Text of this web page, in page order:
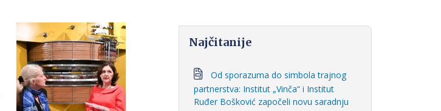
Najčitanije
Od sporazuma do simbola trajnog
partnerstva: Institut „Vinča“ i Institut
Ruđer Bošković započeli novu saradnju